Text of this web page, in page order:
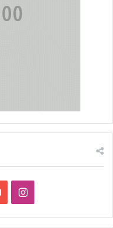
YouTubeInstagram